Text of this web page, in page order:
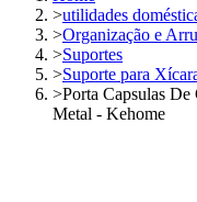
>utilidades
>Organização e
>Suportes
>Suporte para
>Porta Capsulas
Metal - Kehome